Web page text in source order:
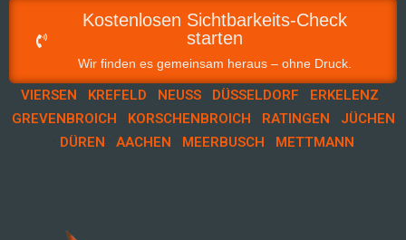
Kostenlosen Sichtbarkeits-Check
starten
Wir finden es gemeinsam heraus – ohne Druck.
VIERSEN KREFELD NEUSS· DÜSSELDORF ERKELENZ
GREVENBROICH KORSCHENBROICH RATINGEN JÜCHEN
DÜREN AACHEN MEERBUSCH METTMANN